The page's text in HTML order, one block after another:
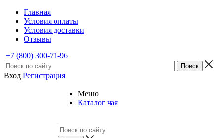
Главная
Условия оплаты
Условия доставки
Отзывы
+7 (800) 300-71-96
Вход Регистрация
Меню
Каталог чая